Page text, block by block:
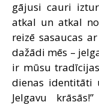
gājusi cauri
atkal un atkal
reizē sasaucas
dažādi mēs –
ir mūsu
dienas identitāti
Jelgavu